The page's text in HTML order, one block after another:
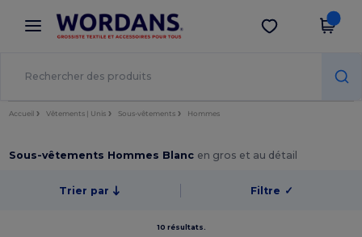
× Appli Wordans
Meilleurs prix sur l’app !
Obtenir l'appli
Accueil Vêtements | Unis Sous-vêtements Hommes
Sous-vêtements Hommes Blanc en gros et au détail
Trier par Filtre ✓
10 résultats.